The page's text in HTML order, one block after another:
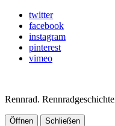
twitter
facebook
instagram
pinterest
vimeo
Rennrad.
Öffnen Schließen